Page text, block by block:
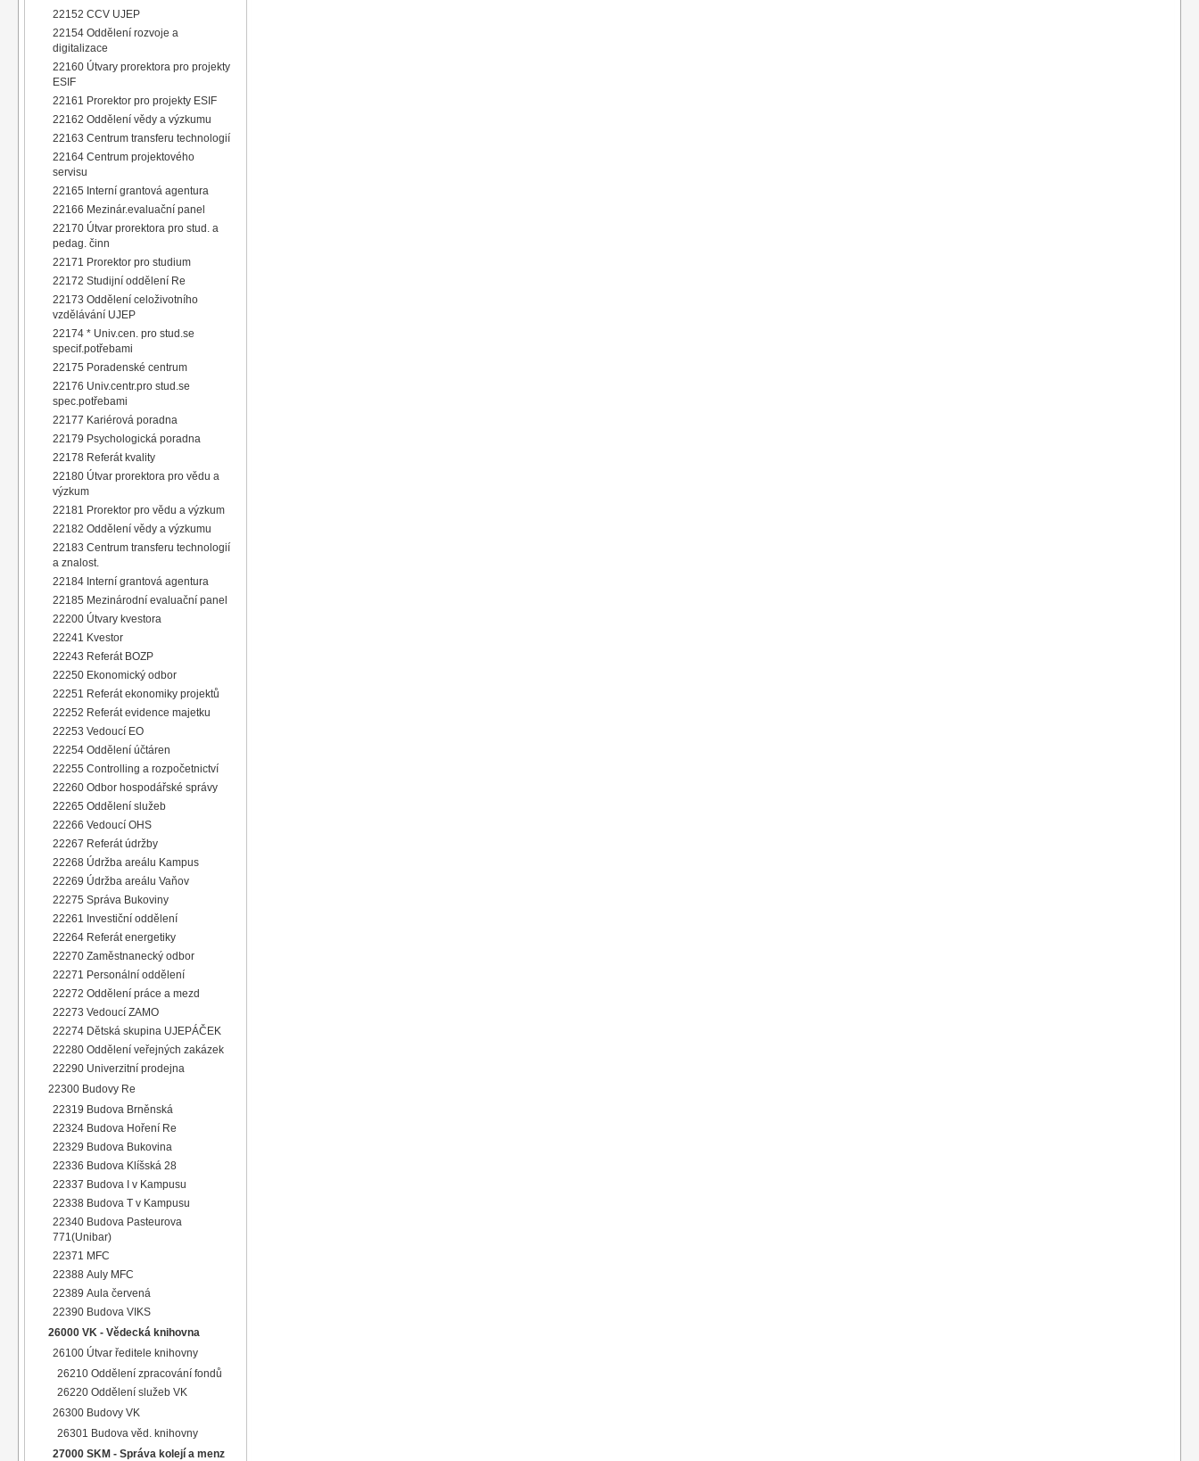
22152 CCV UJEP
22154 Oddělení rozvoje a
digitalizace
22160 Útvary prorektora pro projekty
ESIF
22161 Prorektor pro projekty ESIF
22162 Oddělení vědy a výzkumu
22163 Centrum transferu technologií
22164 Centrum projektového
servisu
22165 Interní grantová agentura
22166 Mezinár.evaluační panel
22170 Útvar prorektora pro stud. a
pedag. činn
22171 Prorektor pro studium
22172 Studijní oddělení Re
22173 Oddělení celoživotního
vzdělávání UJEP
22174 * Univ.cen. pro stud.se
specif.potřebami
22175 Poradenské centrum
22176 Univ.centr.pro stud.se
spec.potřebami
22177 Kariérová poradna
22179 Psychologická poradna
22178 Referát kvality
22180 Útvar prorektora pro vědu a
výzkum
22181 Prorektor pro vědu a výzkum
22182 Oddělení vědy a výzkumu
22183 Centrum transferu technologií
a znalost.
22184 Interní grantová agentura
22185 Mezinárodní evaluační panel
22200 Útvary kvestora
22241 Kvestor
22243 Referát BOZP
22250 Ekonomický odbor
22251 Referát ekonomiky projektů
22252 Referát evidence majetku
22253 Vedoucí EO
22254 Oddělení účtáren
22255 Controlling a rozpočetnictví
22260 Odbor hospodářské správy
22265 Oddělení služeb
22266 Vedoucí OHS
22267 Referát údržby
22268 Údržba areálu Kampus
22269 Údržba areálu Vaňov
22275 Správa Bukoviny
22261 Investiční oddělení
22264 Referát energetiky
22270 Zaměstnanecký odbor
22271 Personální oddělení
22272 Oddělení práce a mezd
22273 Vedoucí ZAMO
22274 Dětská skupina UJEPÁČEK
22280 Oddělení veřejných zakázek
22290 Univerzitní prodejna
22300 Budovy Re
22319 Budova Brněnská
22324 Budova Hoření Re
22329 Budova Bukovina
22336 Budova Klíšská 28
22337 Budova I v Kampusu
22338 Budova T v Kampusu
22340 Budova Pasteurova
771(Unibar)
22371 MFC
22388 Auly MFC
22389 Aula červená
22390 Budova VIKS
26000 VK - Vědecká knihovna
26100 Útvar ředitele knihovny
26210 Oddělení zpracování fondů
26220 Oddělení služeb VK
26300 Budovy VK
26301 Budova věd. knihovny
27000 SKM - Správa kolejí a menz